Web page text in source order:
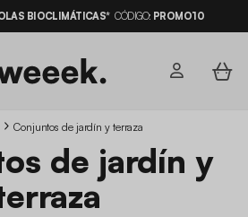
BIOCLIMÁTICAS* CÓDIGO: PROMO10
Conjuntos de jardín y terraza
de jardín y